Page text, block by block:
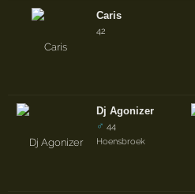
Caris
42
Dj Agonizer
♂ 44
Hoensbroek